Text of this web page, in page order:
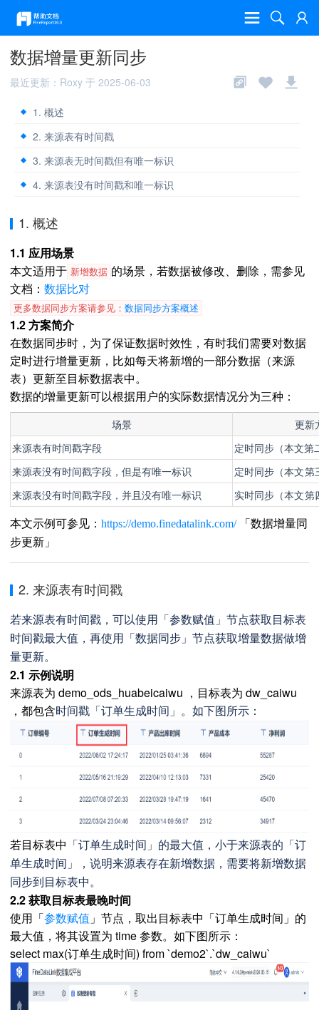
数据增量更新同步
最近更新：Roxy 于 2025-06-03
1. 概述
2. 来源表有时间戳
3. 来源表无时间戳但有唯一标识
4. 来源表没有时间戳和唯一标识
1. 概述
1.1 应用场景
本文适用于 新增数据 的场景，若数据被修改、删除，需参见
文档： 数据比对
更多数据同步方案请参见： 数据同步方案概述
1.2 方案简介
在数据同步时，为了保证数据时效性，有时我们需要对数据
定时进行增量更新，比如每天将新增的一部分数据（来源
表）更新至目标数据表中。
数据的增量更新可以根据用户的实际数据情况分为三种：
场景
更新
来源表有时间戳字段
定时同步（本文第
来源表没有时间戳字段，但是有唯一标识
定时同步（本文第
来源表没有时间戳字段，并且没有唯一标识
实时同步（本文第
本文示例可参见： https://demo.finedatalink.com/ 「数据增量同
步更新」
2. 来源表有时间戳
若来源表有时间戳，可以使用「参数赋值」节点获取目标表
时间戳最大值，再使用 「数据同步 」节点获取增量数据做增
量更新。
2.1 示例说明
来源表为 demo_ods_huabeicaiwu ，目标表为 dw_caiwu
，都包含时间戳 「订单生成时间 」。如下图所示：
若目标表中 「订单生成时间 」的最大值，小于来源表的 「订
单生成时间 」，说明来源表存在新增数据，需要将新增数据
同步到目标表中。
2.2 获取目标表最晚时间
使用「参数赋值 」节点，取出目标表中「订单生成时间」的
最大值，将其设置为 time 参数。如下图所示：
select max(订单生成时间) from `demo2`.`dw_caiwu`